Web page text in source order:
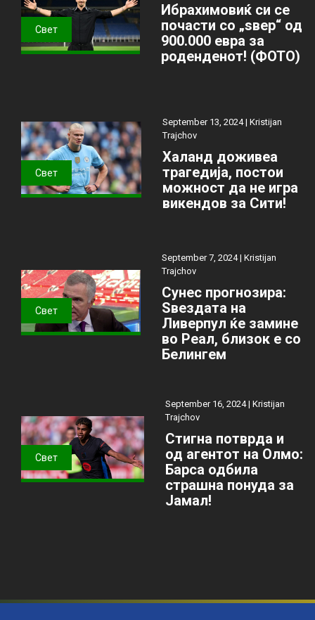
Свет
Ибрахимовиќ си се
почасти со „ѕвер“ од
900.000 евра за
роденденот! (ФОТО)
Свет
September 13, 2024 | Kristijan
Trajchov
Халанд доживеа
трагедија, постои
можност да не игра
викендов за Сити!
Свет
September 7, 2024 | Kristijan
Trajchov
Сунес прогнозира:
Ѕвездата на
Ливерпул ќе замине
во Реал, близок е со
Белингем
Свет
September 16, 2024 | Kristijan
Trajchov
Стигна потврда и
од агентот на Олмо:
Барса одбила
страшна понуда за
Јамал!